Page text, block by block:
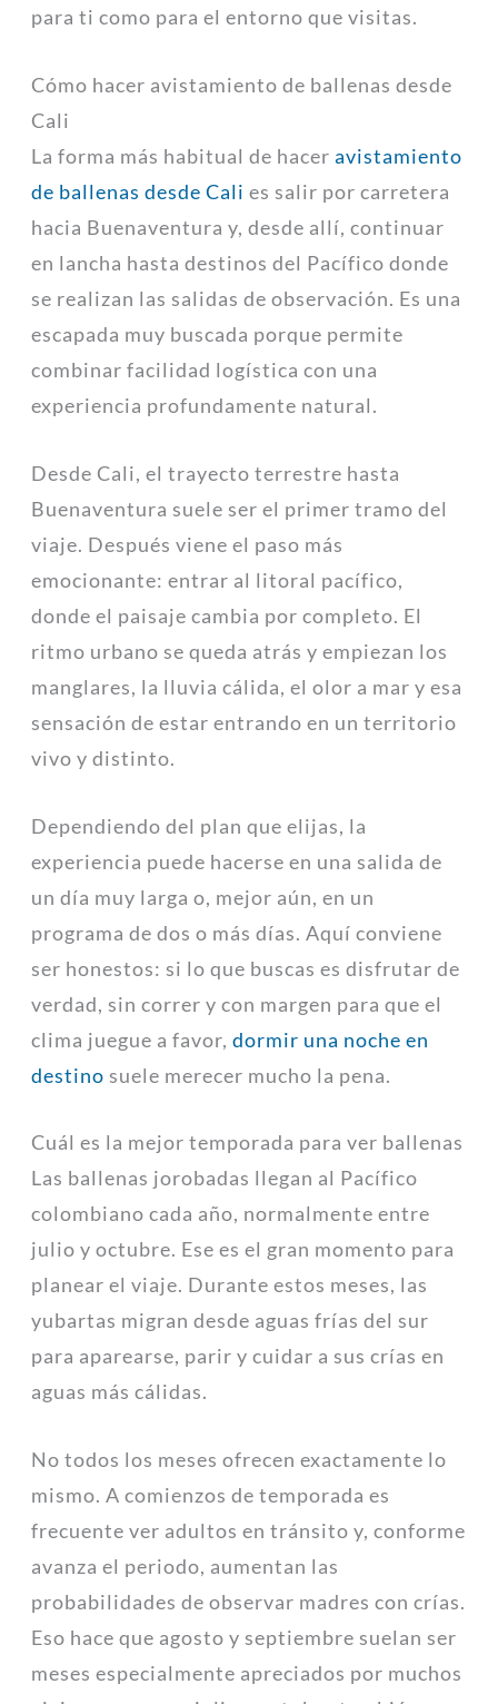
para ti como para el entorno que visitas.
Cómo hacer avistamiento de ballenas desde
Cali
La forma más habitual de hacer avistamiento
de ballenas desde Cali es salir por carretera
hacia Buenaventura y, desde allí, continuar
en lancha hasta destinos del Pacífico donde
se realizan las salidas de observación. Es una
escapada muy buscada porque permite
combinar facilidad logística con una
experiencia profundamente natural.
Desde Cali, el trayecto terrestre hasta
Buenaventura suele ser el primer tramo del
viaje. Después viene el paso más
emocionante: entrar al litoral pacífico,
donde el paisaje cambia por completo. El
ritmo urbano se queda atrás y empiezan los
manglares, la lluvia cálida, el olor a mar y esa
sensación de estar entrando en un territorio
vivo y distinto.
Dependiendo del plan que elijas, la
experiencia puede hacerse en una salida de
un día muy larga o, mejor aún, en un
programa de dos o más días. Aquí conviene
ser honestos: si lo que buscas es disfrutar de
verdad, sin correr y con margen para que el
clima juegue a favor, dormir una noche en
destino suele merecer mucho la pena.
Cuál es la mejor temporada para ver ballenas
Las ballenas jorobadas llegan al Pacífico
colombiano cada año, normalmente entre
julio y octubre. Ese es el gran momento para
planear el viaje. Durante estos meses, las
yubartas migran desde aguas frías del sur
para aparearse, parir y cuidar a sus crías en
aguas más cálidas.
No todos los meses ofrecen exactamente lo
mismo. A comienzos de temporada es
frecuente ver adultos en tránsito y, conforme
avanza el periodo, aumentan las
probabilidades de observar madres con crías.
Eso hace que agosto y septiembre suelan ser
meses especialmente apreciados por muchos